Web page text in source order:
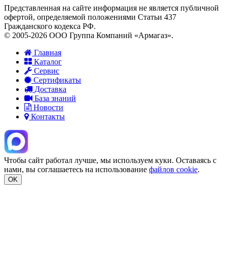
Представленная на сайте информация не является публичной
офертой, определяемой положениями Статьи 437
Гражданского кодекса РФ.
© 2005-2026 ООО Группа Компаний «Армагаз».
Главная
Каталог
Сервис
Сертификаты
Доставка
База знаний
Новости
Контакты
Чтобы сайт работал лучше, мы используем куки. Оставаясь с
нами, вы соглашаетесь на использование файлов cookie.
OK